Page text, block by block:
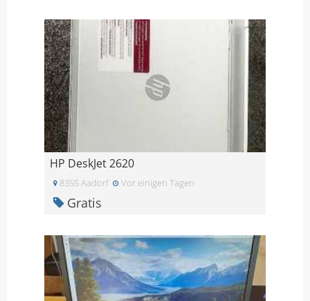
HP DeskJet 2620
8355 Aadorf Vor einigen Tagen
Gratis